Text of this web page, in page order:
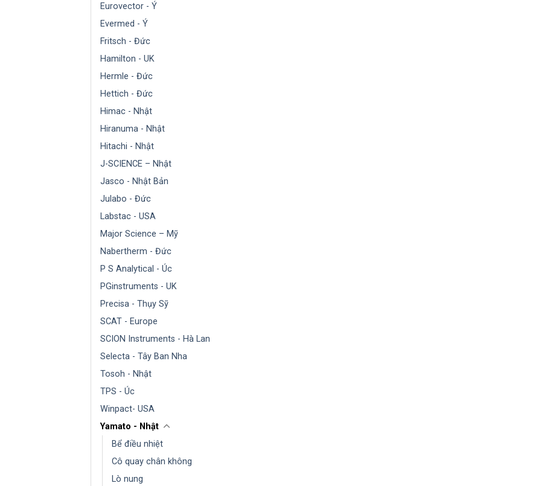
Eurovector - Ý
Evermed - Ý
Fritsch - Đức
Hamilton - UK
Hermle - Đức
Hettich - Đức
Himac - Nhật
Hiranuma - Nhật
Hitachi - Nhật
J-SCIENCE – Nhật
Jasco - Nhật Bản
Julabo - Đức
Labstac - USA
Major Science – Mỹ
Nabertherm - Đức
P S Analytical - Úc
PGinstruments - UK
Precisa - Thụy Sỹ
SCAT - Europe
SCION Instruments - Hà Lan
Selecta - Tây Ban Nha
Tosoh - Nhật
TPS - Úc
Winpact- USA
Yamato - Nhật
Bể điều nhiệt
Cô quay chân không
Lò nung